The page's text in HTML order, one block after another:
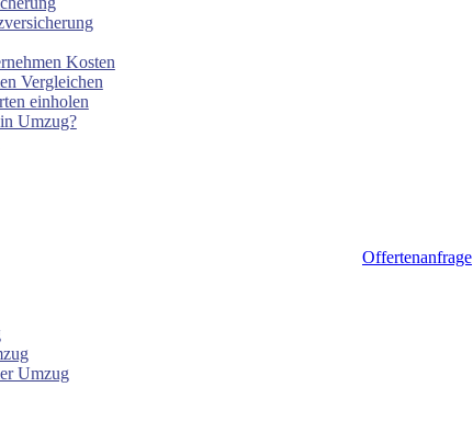
Kosten
Vergleichen
einholen
Umzug?
Offertenanfrage
Umzug